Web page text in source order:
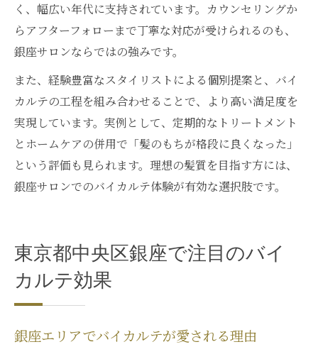
く、幅広い年代に支持されています。カウンセリングか
らアフターフォローまで丁寧な対応が受けられるのも、
銀座サロンならではの強みです。
また、経験豊富なスタイリストによる個別提案と、バイ
カルテの工程を組み合わせることで、より高い満足度を
実現しています。実例として、定期的なトリートメント
とホームケアの併用で「髪のもちが格段に良くなった」
という評価も見られます。理想の髪質を目指す方には、
銀座サロンでのバイカルテ体験が有効な選択肢です。
東京都中央区銀座で注目のバイ
カルテ効果
銀座エリアでバイカルテが愛される理由